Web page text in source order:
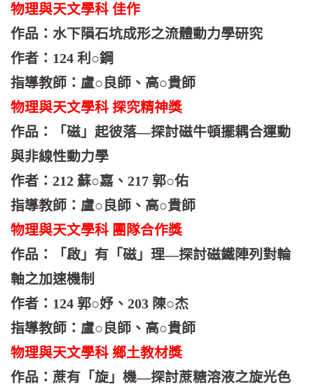
物理與天文學科 佳作
作品：水下隕石坑成形之流體動力學研究
作者：124 利○鋼
指導教師：盧○良師、高○貴師
物理與天文學科 探究精神獎
作品：「磁」起彼落—探討磁牛頓擺耦合運動
與非線性動力學
作者：212 蘇○嘉、217 郭○佑
指導教師：盧○良師、高○貴師
物理與天文學科 團隊合作獎
作品：「啟」有「磁」理—探討磁鐵陣列對輪
軸之加速機制
作者：124 郭○妤、203 陳○杰
指導教師：盧○良師、高○貴師
物理與天文學科 鄉土教材獎
作品：蔗有「旋」機—探討蔗糖溶液之旋光色